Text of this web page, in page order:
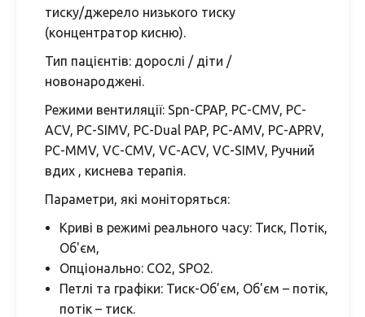
тиску/джерело низького тиску
(концентратор кисню).
Тип пацієнтів: дорослі / діти /
новонароджені.
Режими вентиляції: Spn-CPAP, PC-CMV, PC-
ACV, PC-SIMV, PC-Dual PAP, PC-AMV, PC-APRV,
PC-MMV, VC-CMV, VC-ACV, VC-SIMV, Ручний
вдих , киснева терапія.
Параметри, які моніторяться:
Криві в режимі реального часу: Тиск, Потік,
Об'єм,
Опціонально: CO2, SPO2.
Петлі та графіки: Тиск-Об’єм, Об'єм – потік,
потік – тиск.